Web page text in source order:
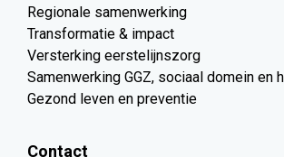
Regionale samenwerking
Transformatie & impact
Versterking eerstelijnszorg
Samenwerking GGZ, sociaal domein en
Gezond leven en preventie
Contact